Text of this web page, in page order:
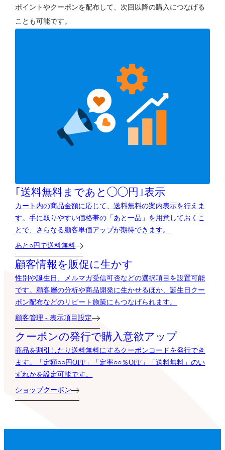
ポイントやクーポンを配布して、次回以降の購入につなげる
ことも可能です。
｢送料無料まであと◯◯円｣表示
カート内の商品金額に応じて、送料無料の案内表示を行えま
す。手に取りやすい価格帯の「あと一品」を用意しておくこ
とで、さらなる顧客単価アップが期待できます。
あと○円で送料無料
顧客情報を販促に生かす
性別や誕生日、メルマガ受信可否などの選択項目を設置可能
です。顧客層の分析や商品開発に生かせるほか、誕生日クー
ポン配布などのリピート施策にもつなげられます。
顧客管理 - 表示項目設定
クーポンの発行で購入意欲アップ
商品を割引したり送料無料にするクーポンコードを発行でき
ます。「定額○○円OFF」「定率○○％OFF」「送料無料」のい
ずれかを設定可能です。
ショップクーポン